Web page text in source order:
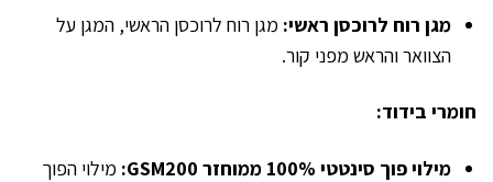
מגן רוח לרוכסן ראשי: מגן רוח לרוכסן הראשי, המגן על
הצוואר והראש מפני קור.
חומרי בידוד:
מילוי פוך סינטטי 100% ממוחזר GSM200:
מילוי הפוך